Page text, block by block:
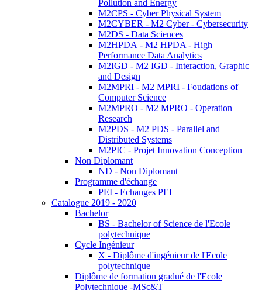
Pollution and Energy
M2CPS - Cyber Physical System
M2CYBER - M2 Cyber - Cybersecurity
M2DS - Data Sciences
M2HPDA - M2 HPDA - High
Performance Data Analytics
M2IGD - M2 IGD - Interaction, Graphic
and Design
M2MPRI - M2 MPRI - Foudations of
Computer Science
M2MPRO - M2 MPRO - Operation
Research
M2PDS - M2 PDS - Parallel and
Distributed Systems
M2PIC - Projet Innovation Conception
Non Diplomant
ND - Non Diplomant
Programme d'échange
PEI - Echanges PEI
Catalogue 2019 - 2020
Bachelor
BS - Bachelor of Science de l'Ecole
polytechnique
Cycle Ingénieur
X - Diplôme d'ingénieur de l'Ecole
polytechnique
Diplôme de formation gradué de l'Ecole
Polytechnique -MSc&T